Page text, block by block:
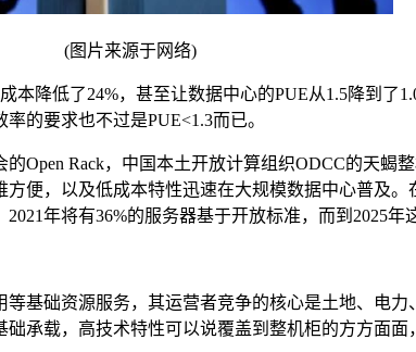
(图片来源于网络)
低了24%，甚至让数据中心的PUE从1.5降到了
的要求也不过是PUE<1.3而已。
Rack，中国本土开放计算组织ODCC的天蝎整
便，以及低成本特性迅速在大规模数据中心普及。
年将有36%的服务器基于开放标准，而到2025年
础资源服务，其运营者竞争的核心是土地、电力
承载，高技术特性可以说覆盖到整机柜的方方面